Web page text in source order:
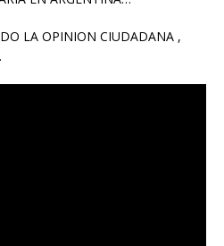
LA OPINION CIUDADANA ,